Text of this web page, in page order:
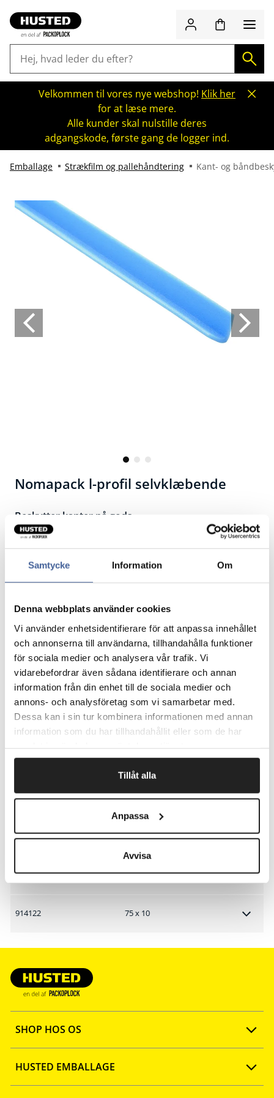
Samtycke Information Om
Denna webbplats använder cookies
Vi använder enhetsidentifierare för att anpassa innehållet
och annonserna till användarna, tillhandahålla funktioner
för sociala medier och analysera vår trafik. Vi
vidarebefordrar även sådana identifierare och annan
information från din enhet till de sociala medier och
annons- och analysföretag som vi samarbetar med.
Dessa kan i sin tur kombinera informationen med annan
information som du har tillhandahållit eller som de har
Tillåt alla
Anpassa
Avvisa
Velkommen til vores nye webshop! Klik her
for at læse mere.
Alle kunder skal nulstille deres
adgangskode, første gang de logger ind.
Emballage Strækfilm og pallehåndtering Kant- og
Nomapack l-profil selvklæbende
Beskytter kanter på gods.
Fin kantbeskyttelse til produkter der behøver
beskyttelse.
L-profil passer blandt andet til kanter af glas, træ, plast
L-profil. Den ene type er selvklæbende, ikke permanent
- for nemmere montering.
Fremstillet af PE-LD-polyetenskum.
Genanvendelig.
Produktmål forklares på skitse i billedrækken.
Leveres i længder på 2000 mm.
Type Producentens model nr.
Pakke angiver totalt antal meter. Leveres i 2 meters
længder.
Fragtfrit når du handler for 1.900,-
inden kl 10
914121 50 x 6
914122 75 x 10
SHOP HOS OS
Opret konto
HUSTED EMBALLAGE